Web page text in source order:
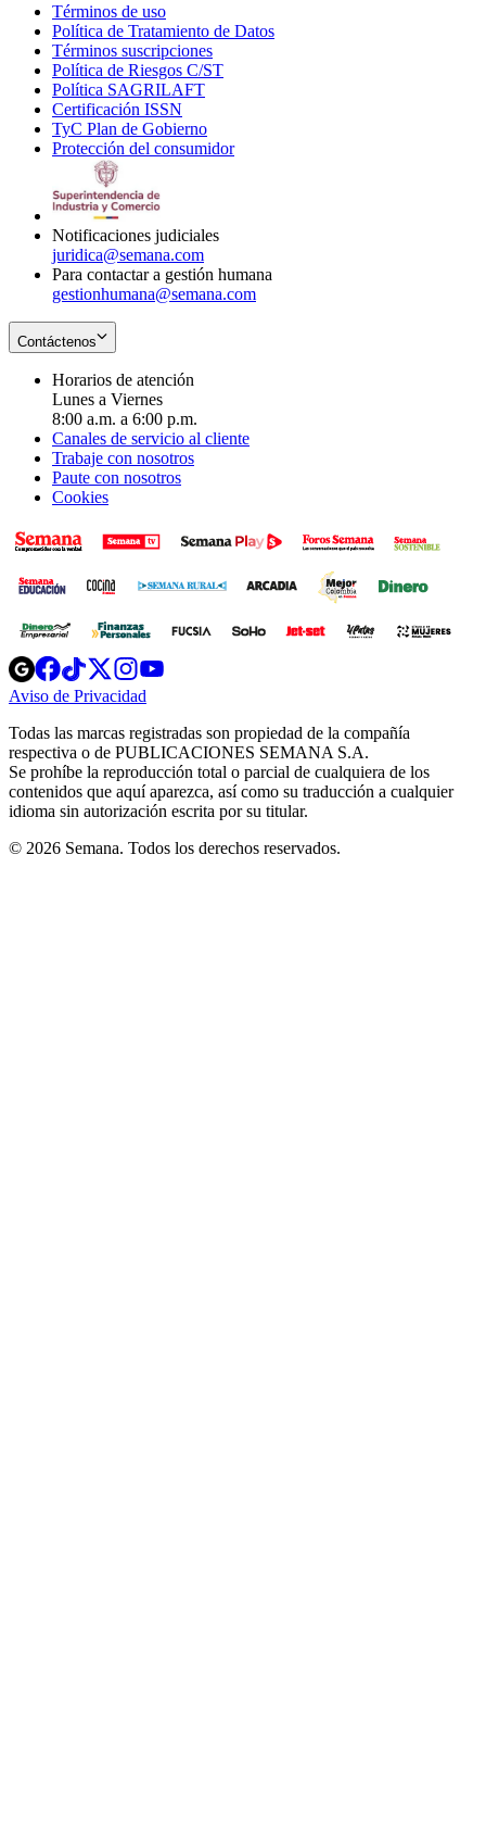
Términos de uso
in
new
window
Política de Tratamiento de Datos
Términos suscripciones
in
Política de Riesgos C/ST
Política SAGRILAFT
new
window
Certificación ISSN
in
new
TyC Plan de Gobierno
in
Protección del consumidorOpens
Notificaciones judiciales
juridica@semana.com
Para contactar a gestión humana
gestionhumana@semana.com
Contáctenos
Horarios de atención
Lunes a Viernes
8:00 a.m. a 6:00 p.m.
Canales de servicio al cliente
Trabaje con nosotros
Paute con nosotros
Cookies
Opens
in
new
Opens
in
new
Opens
in
new
window
Opens
new
windowwindow
Aviso de Privacidad
new
window
Todas las marcas registradas son propiedad de la compañía
respectiva o de PUBLICACIONES SEMANA S.A.
Se prohíbe la reproducción total o parcial de cualquiera de los
contenidos que aquí aparezca, así como su traducción a cualquier
idioma sin autorización escrita por su titular.
© 2026 Semana. Todos los derechos reservados.